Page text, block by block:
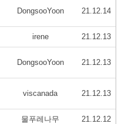
DongsooYoon 21.12.14
irene 21.12.13
DongsooYoon 21.12.13
viscanada 21.12.13
물푸레나무 21.12.12